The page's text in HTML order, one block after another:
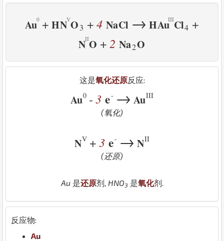
Au + HN O3 +4 NaCl → HAu Cl4 +
N O + 2 Na2O
这是氧化还原反应:
Au0 - 3 e- → AuIII
(氧化)
NV + 3 e- → NII
(还原)
Au是还原剂, HNO3 是氧化剂.
反应物:
Au